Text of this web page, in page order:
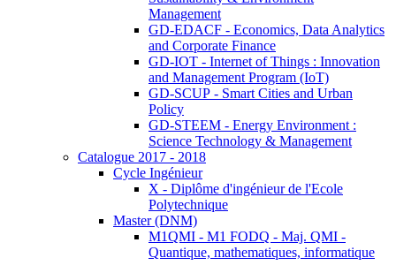
Management
GD-EDACF - Economics, Data Analytics
and Corporate Finance
GD-IOT - Internet of Things : Innovation
and Management Program (IoT)
GD-SCUP - Smart Cities and Urban
Policy
GD-STEEM - Energy Environment :
Science Technology & Management
Catalogue 2017 - 2018
Cycle Ingénieur
X - Diplôme d'ingénieur de l'Ecole
Polytechnique
Master (DNM)
M1QMI - M1 FODQ - Maj. QMI -
Quantique, mathematiques, informatique